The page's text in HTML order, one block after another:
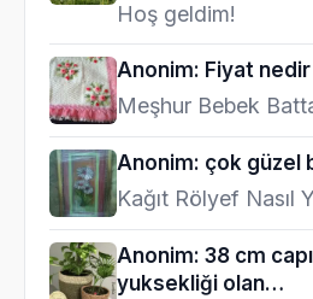
Hoş geldim!
Anonim: Fiyat nedir
Meşhur Bebek
Anonim: çok güzel
Kağıt Rölyef Nasıl
Anonim: 38 cm
yuksekliği olan…